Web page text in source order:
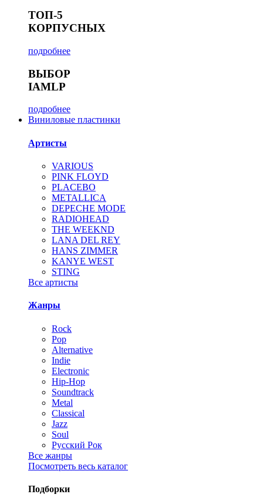
ТОП-5
КОРПУСНЫХ
подробнее
ВЫБОР
IAMLP
подробнее
Виниловые пластинки
Артисты
VARIOUS
PINK FLOYD
PLACEBO
METALLICA
DEPECHE MODE
RADIOHEAD
THE WEEKND
LANA DEL REY
HANS ZIMMER
KANYE WEST
STING
Все артисты
Жанры
Rock
Pop
Alternative
Indie
Electronic
Hip-Hop
Soundtrack
Metal
Classical
Jazz
Soul
Русский Рок
Все жанры
Посмотреть весь каталог
Подборки